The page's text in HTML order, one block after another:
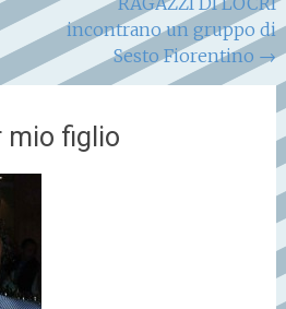
incontrano un gruppo di
Sesto Fiorentino →
mio figlio